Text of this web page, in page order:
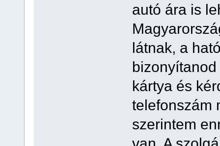
autó ára is
látnak, a
kártya és
telefonszám
szerintem